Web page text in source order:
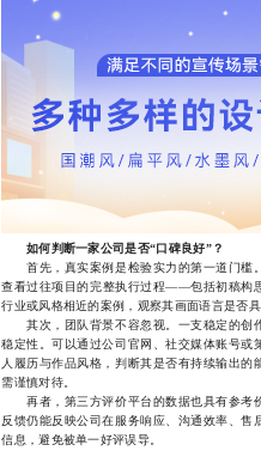
如何判断一家公司是否“口碑良好”？
首先，真实案例是检验实力的第一道门槛
查看过往项目的完整执行过程——包括初稿构
行业或风格相近的案例，观察其画面语言是否
其次，团队背景不容忽视。一支稳定的创
稳定性。可以通过公司官网、社交媒体账号
人履历与作品风格，判断其是否有持续输出
需谨慎对待。
再者，第三方评价平台的数据也具有参考
反馈仍能反映公司在服务响应、沟通效率、
信息，避免被单一好评误导。